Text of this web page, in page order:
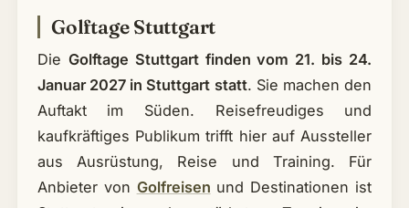
Golftage Stuttgart
Die Golftage Stuttgart finden vom 21. bis 24.
Januar 2027 in Stuttgart statt. Sie machen den
Auftakt im Süden. Reisefreudiges und
kaufkräftiges Publikum trifft hier auf Aussteller
aus Ausrüstung, Reise und Training. Für
Anbieter von Golfreisen und Destinationen ist